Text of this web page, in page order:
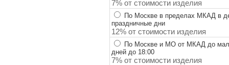
7% от стоимости изделия
По Москве в пределах МКАД в
праздничные дни
12% от стоимости изделия
По Москве и МО от МКАД до
дней до 18:00
7% от стоимости изделия